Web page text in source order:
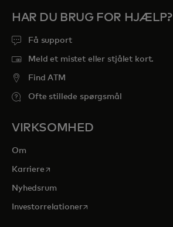
HAR DU BRUG FOR HJÆLP?
Få support
Meld et mistet eller stjålet kort.
Find ATM
Ofte stillede spørgsmål
VIRKSOMHED
Om
Karriereopens in a new tab
Nyhedsrum
Investorrelationeropens in a new tab